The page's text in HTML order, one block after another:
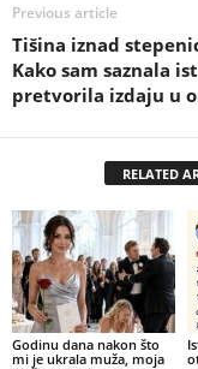
Previous article
Tišina iznad
Kako sam saznala
pretvorila izdaju u
RELATED
Godinu dana nakon što
mi je ukrala muža, moja